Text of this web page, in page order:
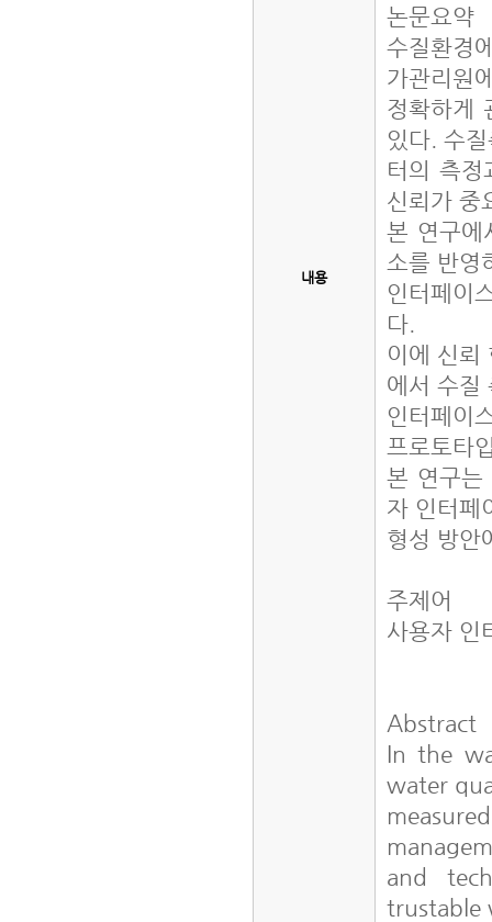
내용
논문요약
수질환경
가관리원
정확하게
있다. 수
터의 측
신뢰가 중
본 연구에
소를 반영
인터페이
다.
이에 신뢰
에서 수질
인터페이
프로토타
본 연구는
자 인터페
형성 방안
주제어
사용자 인
Abstract
In the
water
and
trustable